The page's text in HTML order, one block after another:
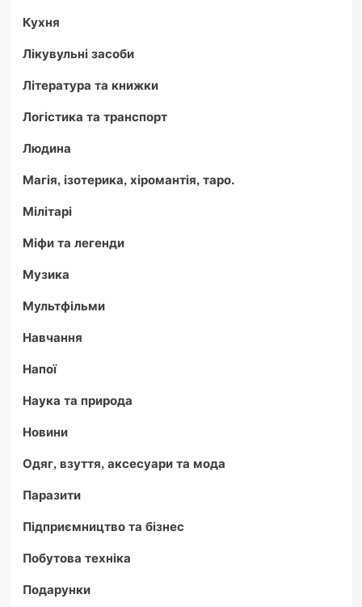
Кухня
Лікувульні засоби
Література та книжки
Логістика та транспорт
Людина
Магія, ізотерика, хіромантія, таро.
Мілітарі
Міфи та легенди
Музика
Мультфільми
Навчання
Напої
Наука та природа
Новини
Одяг, взуття, аксесуари та мода
Паразити
Підприємництво та бізнес
Побутова техніка
Подарунки